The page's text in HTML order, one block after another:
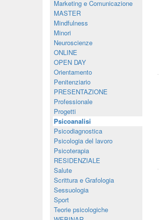
Marketing e Comunicazione
MASTER
Mindfulness
Minori
Neuroscienze
ONLINE
OPEN DAY
Orientamento
Penitenziario
PRESENTAZIONE
Professionale
Progetti
Psicoanalisi
Psicodiagnostica
Psicologia del lavoro
Psicoterapia
RESIDENZIALE
Salute
Scrittura e Grafologia
Sessuologia
Sport
Teorie psicologiche